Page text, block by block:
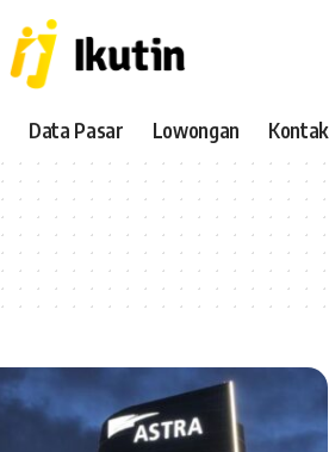
Data Pasar Lowongan Kontak